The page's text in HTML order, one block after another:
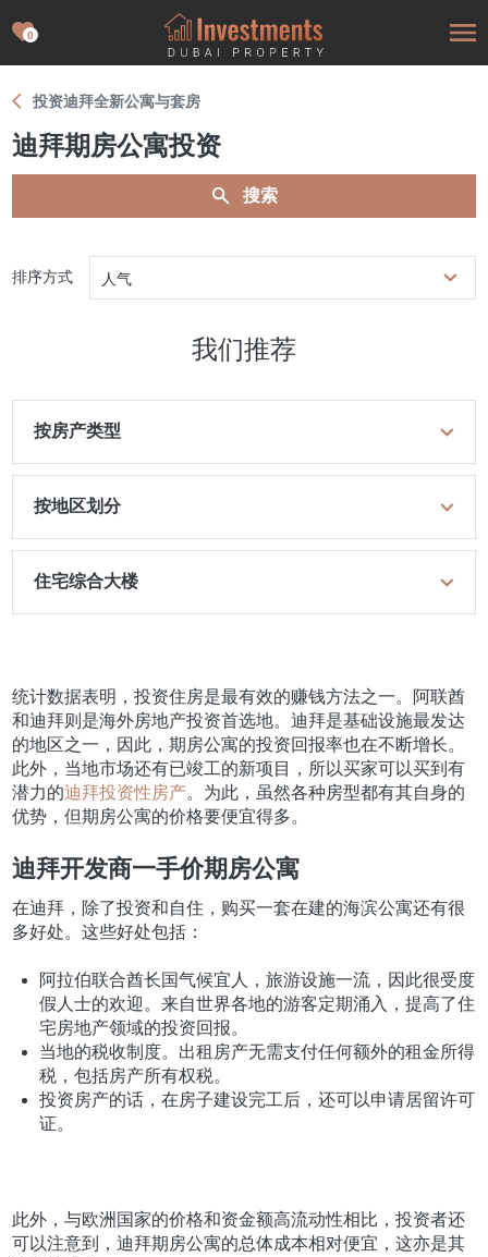
0
投资迪拜全新公寓与套房
迪拜期房公寓投资
搜索
排序方式 人气
我们推荐
按房产类型
按地区划分
住宅综合大楼
统计数据表明，投资住房是最有效的赚钱方法之一。阿联酋
和迪拜则是海外房地产投资首选地。迪拜是基础设施最发达
的地区之一，因此，期房公寓的投资回报率也在不断增长。
此外，当地市场还有已竣工的新项目，所以买家可以买到有
潜力的迪拜投资性房产。为此，虽然各种房型都有其自身的
优势，但期房公寓的价格要便宜得多。
迪拜开发商一手价期房公寓
在迪拜，除了投资和自住，购买一套在建的海滨公寓还有很
多好处。这些好处包括：
阿拉伯联合酋长国气候宜人，旅游设施一流，因此很受度
假人士的欢迎。来自世界各地的游客定期涌入，提高了住
宅房地产领域的投资回报。
当地的税收制度。出租房产无需支付任何额外的租金所得
税，包括房产所有权税。
投资房产的话，在房子建设完工后，还可以申请居留许可
证。
此外，与欧洲国家的价格和资金额高流动性相比，投资者还
可以注意到，迪拜期房公寓的总体成本相对便宜，这亦是其